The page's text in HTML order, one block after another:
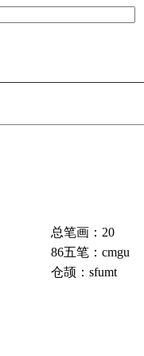
总笔画：20
86五笔：cmgu
仓颉：sfumt